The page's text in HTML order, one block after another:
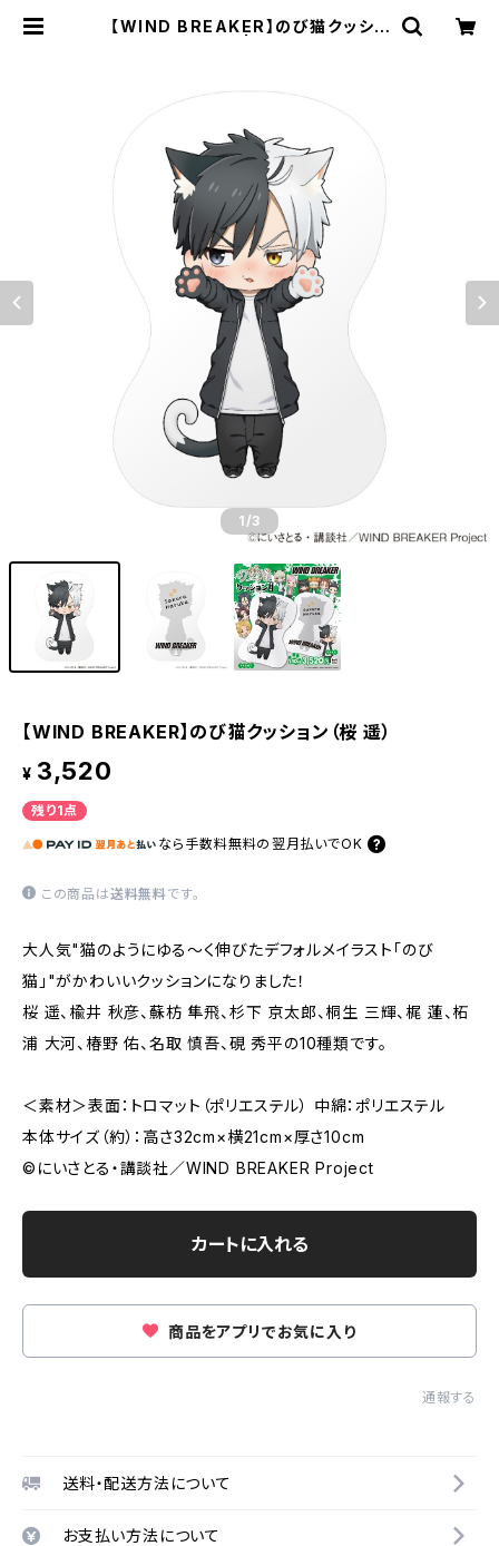
【WIND BREAKER】のび猫クッショ
1 /3
【WIND BREAKER】のび猫クッション（桜 遥）
¥ 3,520
残り1点
なら 手数料無料の 翌月払いでOK
この商品は送料無料です。
大人気"猫のようにゆる〜く伸びたデフォルメイラスト「のび
猫」"がかわいいクッションになりました！
桜 遥、楡井 秋彦、蘇枋 隼飛、杉下 京太郎、桐生 三輝、梶 蓮、柘
浦 大河、椿野 佑、名取 慎吾、硯 秀平の10種類です。
＜素材＞表面：トロマット（ポリエステル） 中綿：ポリエステル
本体サイズ（約）：高さ32cm×横21cm×厚さ10cm
©にいさとる・講談社／WIND BREAKER Project
カートに入れる
商品をアプリでお気に入り
通報する
送料・配送方法について
お支払い方法について